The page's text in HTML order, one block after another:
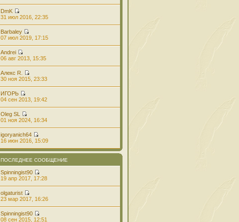
DmK
31 июл 2016, 22:35
Barbaley
07 июл 2019, 17:15
Andrei
06 авг 2013, 15:35
Алекс R.
30 ноя 2015, 23:33
ИГОРЬ
04 сен 2013, 19:42
Oleg SL
01 ноя 2024, 16:34
igoryanich64
16 июн 2016, 15:09
ПОСЛЕДНЕЕ СООБЩЕНИЕ
Spinningist90
19 апр 2017, 17:28
olgaturist
23 мар 2017, 16:26
Spinningist90
08 сен 2015, 12:51